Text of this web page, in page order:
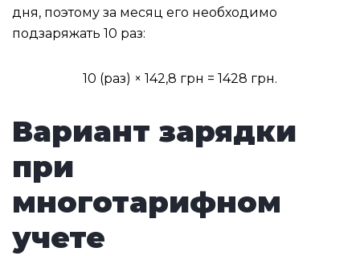
дня, поэтому за месяц его необходимо
подзаряжать 10 раз:
10 (раз) × 142,8 грн = 1428 грн.
Вариант зарядки
при
многотарифном
учете